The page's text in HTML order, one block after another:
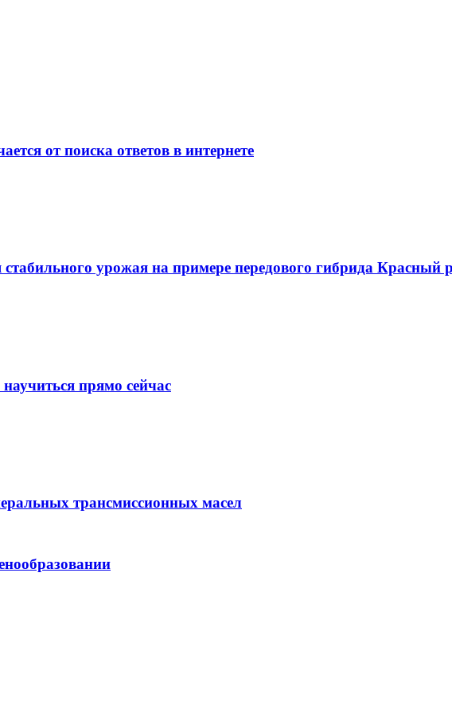
от поиска ответов в интернете
урожая на примере передового гибрида Красный
прямо сейчас
трансмиссионных масел